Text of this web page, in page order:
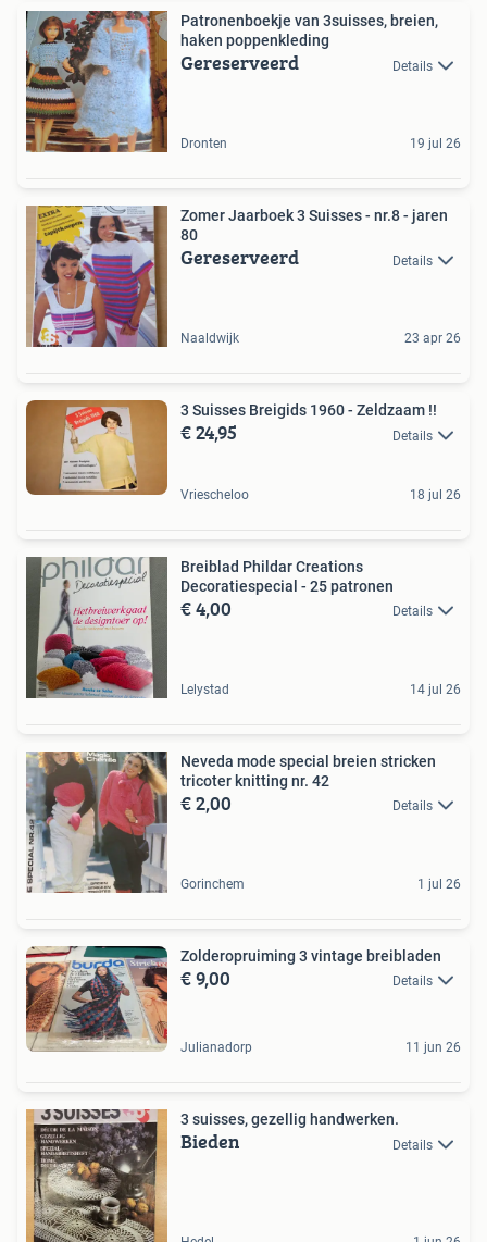
Patronenboekje van 3suisses, breien,
haken poppenkleding
Gereserveerd Details
Dronten 19 jul 26
Zomer Jaarboek 3 Suisses - nr.8 - jaren
80
Gereserveerd Details
Naaldwijk 23 apr 26
3 Suisses Breigids 1960 - Zeldzaam !!
€ 24,95 Details
Vriescheloo 18 jul 26
Breiblad Phildar Creations
Decoratiespecial - 25 patronen
€ 4,00 Details
Lelystad 14 jul 26
Neveda mode special breien stricken
tricoter knitting nr. 42
€ 2,00 Details
Gorinchem 1 jul 26
Zolderopruiming 3 vintage breibladen
€ 9,00 Details
Julianadorp 11 jun 26
3 suisses, gezellig handwerken.
Bieden Details